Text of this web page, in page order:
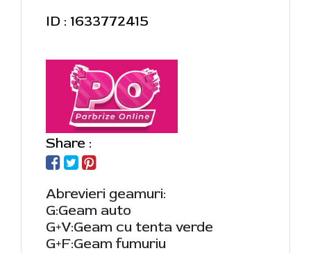
ID : 1633772415
Share :
Abrevieri geamuri:
G:Geam auto
G+V:Geam cu tenta verde
G+F:Geam fumuriu